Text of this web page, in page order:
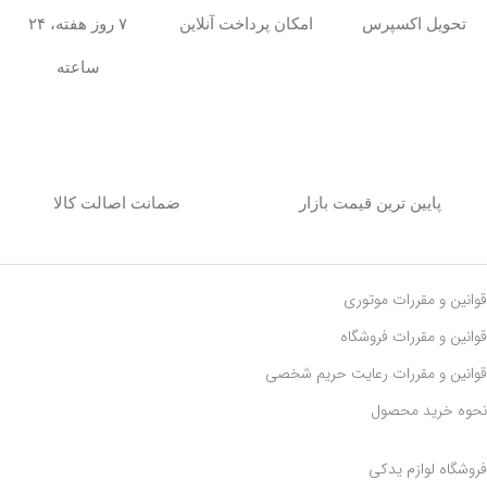
تحویل اکسپرس امکان پرداخت آنلاین ۷ روز هفته، ۲۴
ساعته
پایین ترین قیمت بازار ضمانت اصالت کالا
قوانین و مقررات موتوری
قوانین و مقررات فروشگاه
قوانین و مقررات رعايت حريم شخصی
نحوه خرید محصول
فروشگاه لوازم یدکی